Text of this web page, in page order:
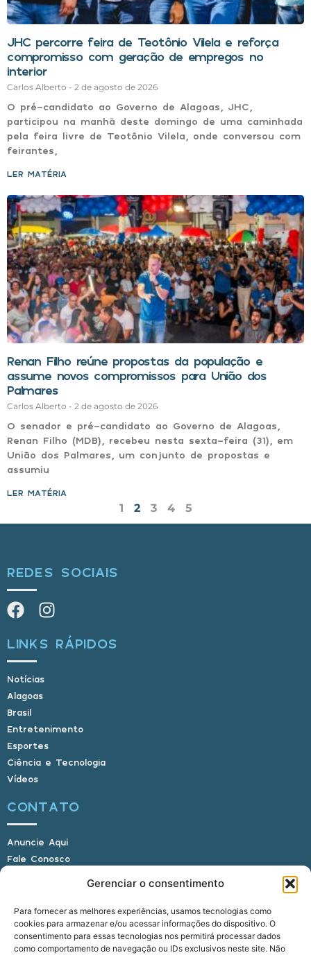
Gerenciar o consentimento
Para fornecer as melhores experiências, usamos tecnologias como
cookies para armazenar e/ou acessar informações do dispositivo. O
consentimento para essas tecnologias nos permitirá processar dados
como comportamento de navegação ou IDs exclusivos neste site. Não
JHC percorre feira de Teotônio Vilela e reforça
compromisso com geração de empregos no
interior
Carlos Alberto 2 de agosto de 2026
O pré-candidato ao Governo de Alagoas, JHC,
participou na manhã deste domingo de uma caminhada
pela feira livre de Teotônio Vilela, onde conversou com
feirantes,
LER MATÉRIA »
Renan Filho reúne propostas da população e
assume novos compromissos para União dos
Palmares
Carlos Alberto 2 de agosto de 2026
O senador e pré-candidato ao Governo de Alagoas,
Renan Filho (MDB), recebeu nesta sexta-feira (31), em
União dos Palmares, um conjunto de propostas e
assumiu
LER MATÉRIA »
1 2 3 4 5
REDES SOCIAIS
LINKS RÁPIDOS
Notícias
Alagoas
Brasil
Entretenimento
Esportes
Ciência e Tecnologia
Vídeos
CONTATO
Anuncie Aqui
Fale Conosco
E-mail: alagoasbrasilnoticias@gmail.com
Telefone: (82) 9 9691-0391 (Whatsapp)